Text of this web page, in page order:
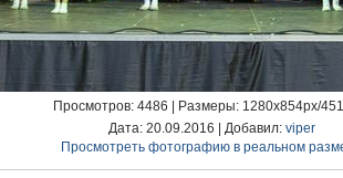
Просмотров: 4486 | Размеры: 1280x854px/
Дата: 20.09.2016 | Добавил: viper
Просмотреть фотографию в реальном